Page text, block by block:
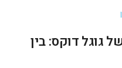
גוגל דוקס: בין